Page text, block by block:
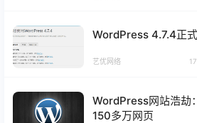
WordPress 4.7.4正
艺优网络
WordPress网站浩劫
150多万网页